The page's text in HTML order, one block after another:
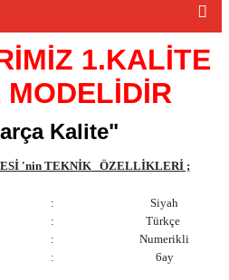
1.KALİTE
Kalite"
'nin TEKNİK ÖZELLİKLERİ ;
:
Siyah
:
Türkçe
:
Numerikli
: 6ay